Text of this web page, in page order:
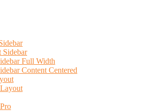
Sidebar
Full Width
Content Centered